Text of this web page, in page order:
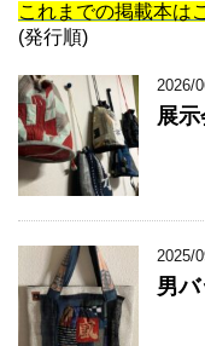
これまでの掲載本は
(発行順)
2026/
展
2025/
男